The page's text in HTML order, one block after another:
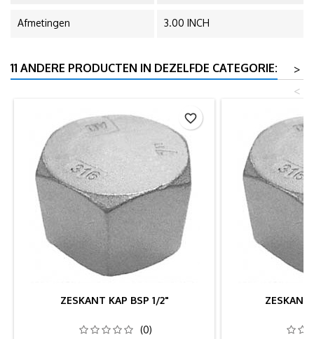
Afmetingen 3.00 INCH
11 ANDERE PRODUCTEN IN DEZELFDE CATEGORIE:
>
<
ZESKANT KAP BSP 1/2"
(0)
favorite_border
ZESKANT